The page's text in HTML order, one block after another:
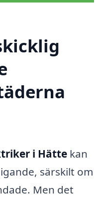
i Hätte kan
särskilt om
Men det